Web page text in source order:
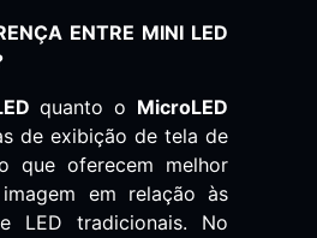
ENTRE MINI LED
quanto o MicroLED
de exibição de tela de
que oferecem melhor
em relação às
LED tradicionais. No